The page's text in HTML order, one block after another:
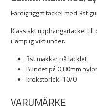
Färdigriggat tackel med 3st
Klassiskt upphängartackel
i lämplig vikt under.
3st makkar på tacklet
Bundet på 0,80mm
krokstorlek: 10/0
VARUMÄRKE